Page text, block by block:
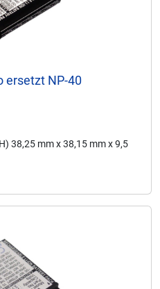
ersetzt NP-40
38,25 mm x 38,15 mm x 9,5